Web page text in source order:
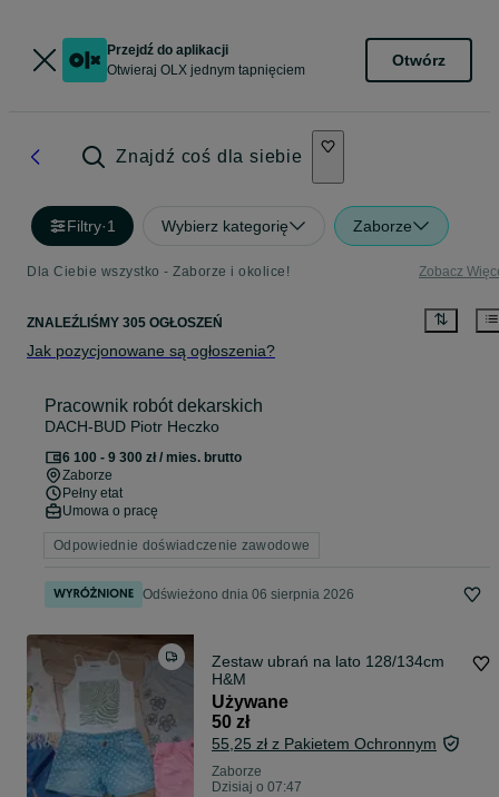
Przejdź do aplikacji
Otwieraj OLX jednym tapnięciem
Otwórz
Znajdź coś dla siebie
Filtry·1 Wybierz kategorię Zaborze
Dla Ciebie wszystko - Zaborze i okolice! Zobacz
ZNALEŹLIŚMY 305 OGŁOSZEŃ
Jak pozycjonowane są ogłoszenia?
Pracownik robót dekarskich
DACH-BUD Piotr Heczko
6 100 - 9 300 zł / mies. brutto
Zaborze
Pełny etat
Umowa o pracę
Odpowiednie doświadczenie zawodowe
Odświeżono dnia 06 sierpnia 2026
Zestaw ubrań na lato 128/134cm
H&M
Używane
50 zł
55,25 zł z Pakietem Ochronnym
Zaborze
Dzisiaj o 07:47